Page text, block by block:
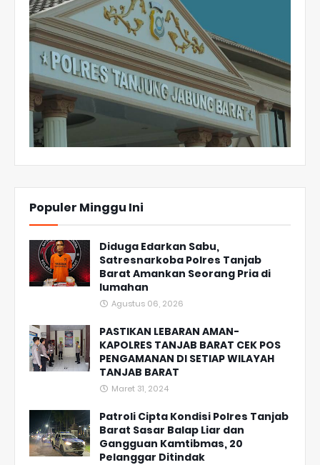
Populer Minggu Ini
Diduga Edarkan Sabu,
Satresnarkoba Polres Tanjab
Barat Amankan Seorang Pria di
lumahan
Agustus 06, 2026
PASTIKAN LEBARAN AMAN-
KAPOLRES TANJAB BARAT CEK POS
PENGAMANAN DI SETIAP WILAYAH
TANJAB BARAT
Maret 31, 2024
Patroli Cipta Kondisi Polres Tanjab
Barat Sasar Balap Liar dan
Gangguan Kamtibmas, 20
Pelanggar Ditindak